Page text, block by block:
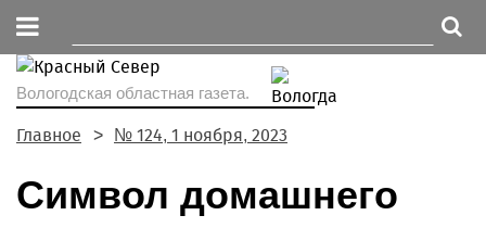
Вологодская областная газета.
Главное № 124, 1 ноября, 2023
Символ домашнего